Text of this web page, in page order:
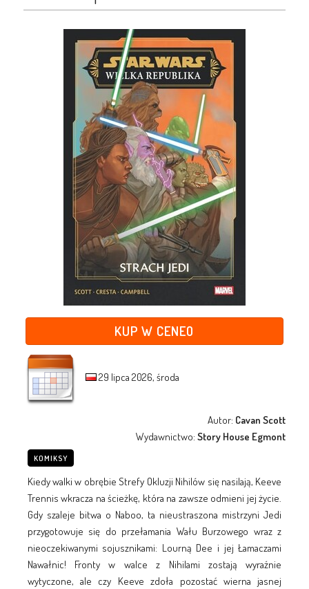
KUP W CENEO
29 lipca 2026, środa
Autor: Cavan Scott
Wydawnictwo:Story House Egmont
KOMIKSY
Kiedy walki w obrębie Strefy Okluzji Nihilów się nasilają, Keeve
Trennis wkracza na ścieżkę, która na zawsze odmieni jej życie.
Gdy szaleje bitwa o Naboo, ta nieustraszona mistrzyni Jedi
przygotowuje się do przełamania Wału Burzowego wraz z
nieoczekiwanymi sojusznikami: Lourną Dee i jej Łamaczami
Nawałnic! Fronty w walce z Nihilami zostają wyraźnie
wytyczone, ale czy Keeve zdoła pozostać wierna jasnej